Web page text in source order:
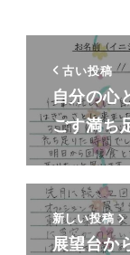
古い投稿
自分の心
ごす満ち
新しい投稿
展望台か